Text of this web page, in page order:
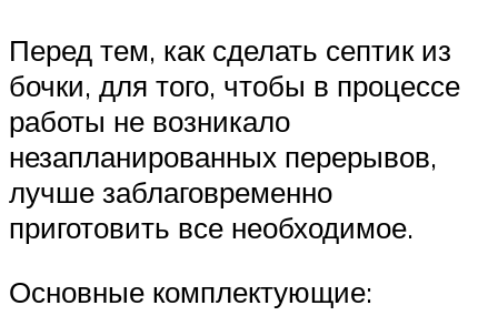
Перед тем, как сделать септик из
бочки, для того, чтобы в процессе
работы не возникало
незапланированных перерывов,
лучше заблаговременно
приготовить все необходимое.
Основные комплектующие: